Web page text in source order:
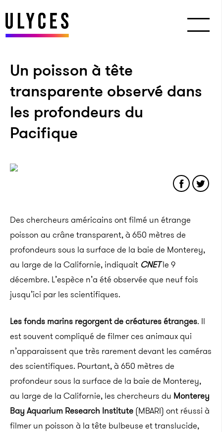
Un poisson à tête
transparente observé dans
les profondeurs du
Pacifique
Des chercheurs américains ont filmé un étrange
poisson au crâne transparent, à 650 mètres de
profondeurs sous la surface de la baie de Monterey,
au large de la Californie, indiquait CNETle 9
décembre. L’espèce n’a été observée que neuf fois
jusqu’ici par les scientifiques.
Les fonds marins regorgent de créatures étranges. Il
est souvent compliqué de filmer ces animaux qui
n’apparaissent que très rarement devant les caméras
des scientifiques. Pourtant, à 650 mètres de
profondeur sous la surface de la baie de Monterey,
au large de la Californie, les chercheurs du Monterey
Bay Aquarium Research Institute (MBARI) ont réussi à
filmer un poisson à la tête bulbeuse et translucide,